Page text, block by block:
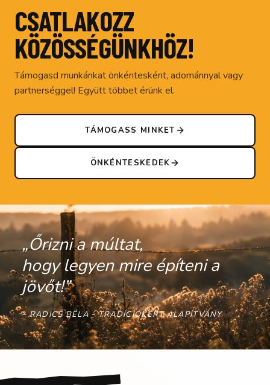
CSATLAKOZZ
KÖZÖSSÉGÜNKHÖZ!
Támogasd munkánkat önkéntesként, adománnyal vagy
partnerséggel! Együtt többet érünk el.
TÁMOGASS MINKET
ÖNKÉNTESKEDEK
„Őrizni a múltat,
hogy legyen mire építeni a
jövőt!”
– RADICS BÉLA - TRADÍCIÓKÉRT ALAPÍTVÁNY